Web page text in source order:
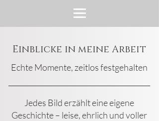
Einblicke in meine Arbeit
Echte Momente, zeitlos festgehalten
Jedes Bild erzählt eine eigene
Geschichte – leise, ehrlich und voller